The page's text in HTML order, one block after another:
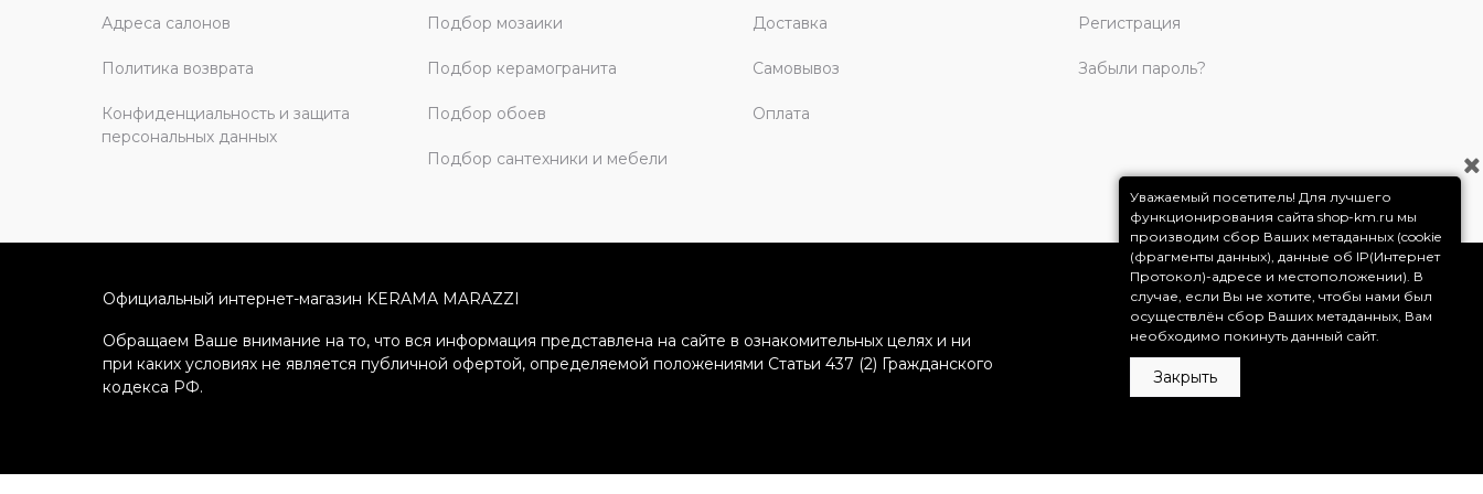
Адреса салонов
Политика возврата
Конфиденциальность и защита
персональных данных
Подбор мозаики
Подбор керамогранита
Подбор обоев
Подбор сантехники и мебели
Доставка
Самовывоз
Оплата
Регистрация
Забыли пароль?
Официальный интернет-магазин KERAMA MARAZZI
Обращаем Ваше внимание на то, что вся информация представлена на сайте в ознакомительных целях и ни
при каких условиях не является публичной офертой, определяемой положениями Статьи 437 (2) Гражданского
кодекса РФ.
Уважаемый посетитель! Для лучшего
функционирования сайта shop-km.ru мы
производим сбор Ваших метаданных (cookie
(фрагменты данных), данные об IP(Интернет
Протокол)-адресе и местоположении). В
случае, если Вы не хотите, чтобы нами был
осуществлён сбор Ваших метаданных, Вам
необходимо покинуть данный сайт.
Закрыть